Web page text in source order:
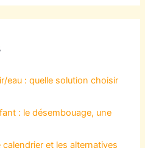
eau : quelle solution choisir
: le désembouage, une
et les alternatives